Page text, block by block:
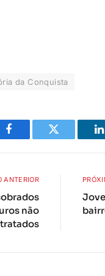
da Conquista
Facebook Twitter
ANTERIOR
não